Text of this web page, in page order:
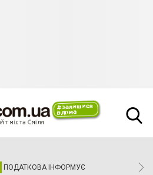
ПОДАТКОВА ІНФОРМУЄ